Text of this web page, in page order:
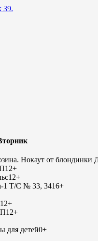
39.
Нокаут от блондинки
12+
12+
1 Т/С № 33, 3416+
12+
12+
для детей0+